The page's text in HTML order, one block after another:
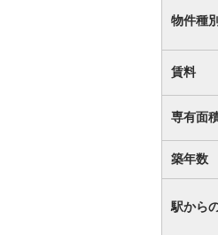
物件種別
賃料
専有面
築年数
駅から